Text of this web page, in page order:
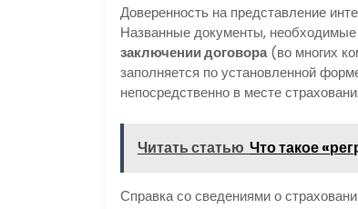
Доверенность на представление
Названные документы,
заключении договора(во многих
заполняется по установленной
непосредственно в месте
Читать статью Что такое
Справка со сведениями о